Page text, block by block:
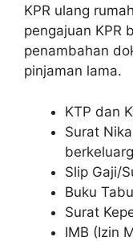
KPR ulang
pengajuan KPR
penambahan
pinjaman lama.
KTP dan
Surat
Slip Gaji/
Buku
Surat
IMB (Izin